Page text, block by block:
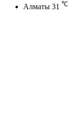
Алматы 31 ℃